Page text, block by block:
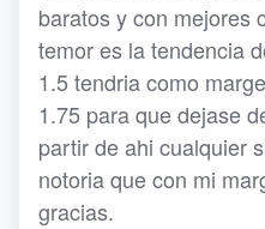
baratos y con mejores
temor es la tendencia
1.5 tendria como
1.75 para que dejase
partir de ahi cualquier
notoria que con mi
gracias.